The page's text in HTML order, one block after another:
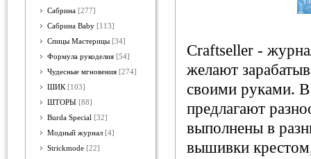
Сабрина [277]
Сабрина Baby [113]
Спицы Мастерицы [34]
Формула рукоделия [54]
Чудесные мгновения [274]
ШИК [103]
ШТОРЫ [88]
Burda Special [32]
Модный журнал [4]
Strickmode [22]
Craftseller -
желают
своими руками.
предлагают
выполнены в
вышивки